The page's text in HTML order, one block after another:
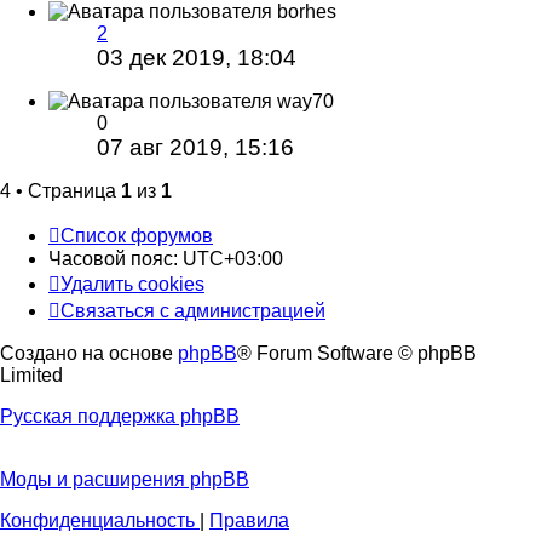
borhes
2
03 дек 2019, 18:04
way70
0
07 авг 2019, 15:16
4 • Страница 1 из 1
Список форумов
Часовой пояс: UTC+03:00
Удалить cookies
Связаться с администрацией
Создано на основе phpBB® Forum Software © phpBB
Limited
Русская поддержка phpBB
Моды и расширения phpBB
Конфиденциальность
Правила